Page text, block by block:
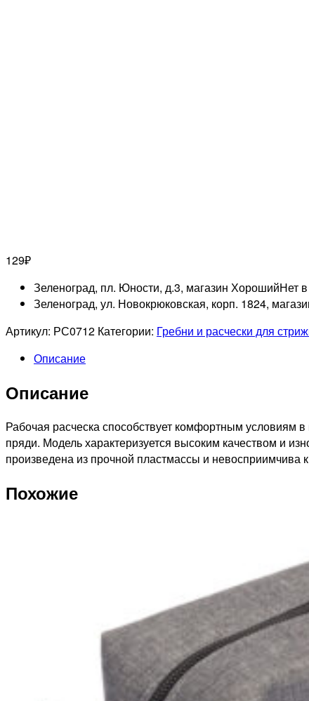
129₽
Зеленоград, пл. Юности, д.3, магазин ХорошийНет
Зеленоград, ул. Новокрюковская, корп. 1824,
Артикул: РС0712 Категории: Гребни и расчески для
Описание
Описание
Рабочая расческа способствует комфортным условиям
пряди. Модель характеризуется высоким качеством и
произведена из прочной пластмассы и невосприимчива
Похожие